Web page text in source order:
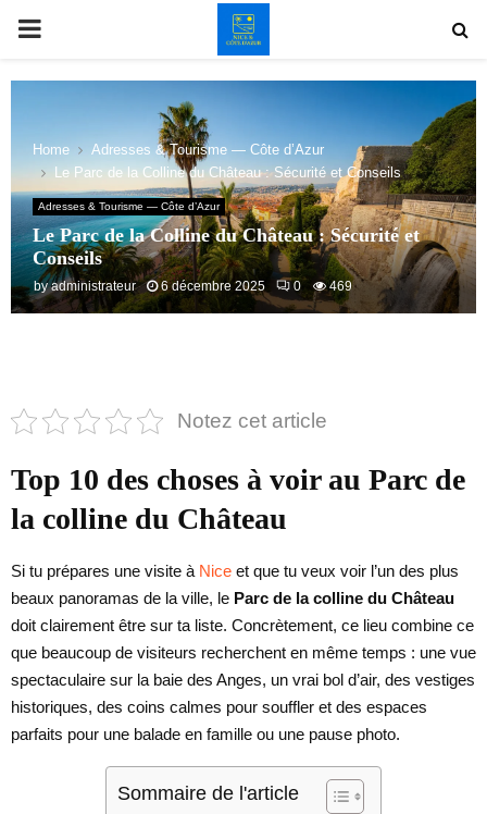
PRIMARY
MENU
Home
Adresses & Tourisme — Côte d’Azur
Le Parc de la Colline du Château : Sécurité et Conseils
Adresses & Tourisme — Côte d’Azur
Le Parc de la Colline du Château : Sécurité et
Conseils
byadministrateur 6 décembre 2025 0 469
Notez cet article
Top 10 des choses à voir au Parc de
la colline du Château
Si tu prépares une visite à Nice et que tu veux voir l’un des plus
beaux panoramas de la ville, le Parc de la colline du Château
doit clairement être sur ta liste. Concrètement, ce lieu combine ce
que beaucoup de visiteurs recherchent en même temps : une vue
spectaculaire sur la baie des Anges, un vrai bol d’air, des vestiges
historiques, des coins calmes pour souffler et des espaces
parfaits pour une balade en famille ou une pause photo.
Sommaire de l'article